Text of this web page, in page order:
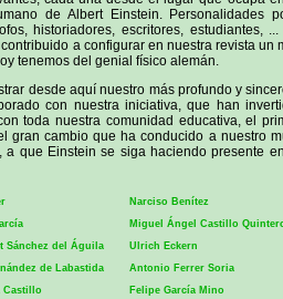
de Albert Einstein. Personalidades
historiadores, escritores, estudiantes,
a configurar en nuestra revista un
tenemos del genial físico alemán.
desde aquí nuestro más profundo y
con nuestra iniciativa, que han
toda nuestra comunidad educativa, el
gran cambio que ha conducido a nuestro
a que Einstein se siga haciendo presente
Narciso Benítez
Miguel Ángel Castillo
Sánchez del Águila
Ulrich Eckern
de Labastida
Antonio Ferrer Soria
Castillo
Felipe García Mino